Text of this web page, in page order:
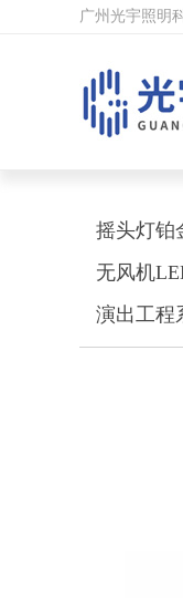
广州光宇照明
摇头灯铂
无风机
演出工程